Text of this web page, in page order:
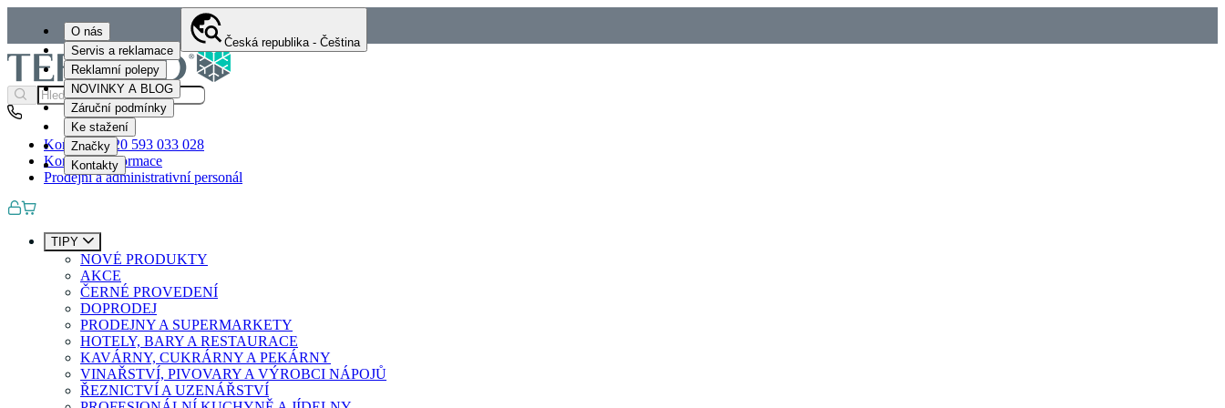
O nás
Servis a reklamace
Reklamní polepy
NOVINKY A BLOG
Záruční podmínky
Ke stažení
Značky
Kontakty
Česká republika - Čeština
Kontakty+420 593 033 028
Kontaktní informace
Prodejní a administrativní personál
TIPY
NOVÉ PRODUKTY
AKCE
ČERNÉ PROVEDENÍ
DOPRODEJ
PRODEJNY A SUPERMARKETY
HOTELY, BARY A RESTAURACE
KAVÁRNY, CUKRÁRNY A PEKÁRNY
VINAŘSTVÍ, PIVOVARY A VÝROBCI NÁPOJŮ
ŘEZNICTVÍ A UZENÁŘSTVÍ